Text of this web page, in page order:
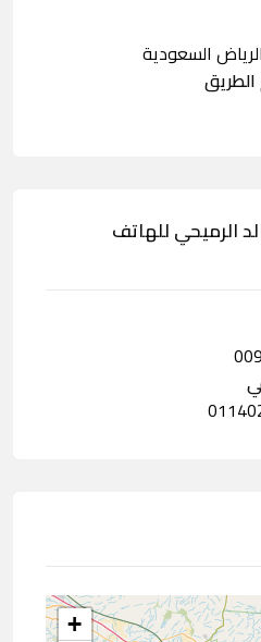
السعودية
الرميحي للهاتف
+